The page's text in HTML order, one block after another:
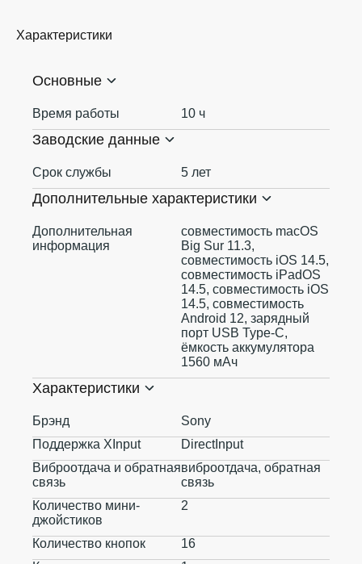
Характеристики
Основные
Время работы 10 ч
Заводские данные
Срок службы 5 лет
Дополнительные характеристики
Дополнительная
информация
совместимость macOS
Big Sur 11.3,
совместимость iOS 14.5,
совместимость iPadOS
14.5, совместимость iOS
14.5, совместимость
Android 12, зарядный
порт USB Type-C,
ёмкость аккумулятора
1560 мАч
Характеристики
Брэнд
Sony
Поддержка XInput
DirectInput
Виброотдача и обратная
связь
виброотдача, обратная
связь
Количество мини-
джойстиков
2
Количество кнопок
16